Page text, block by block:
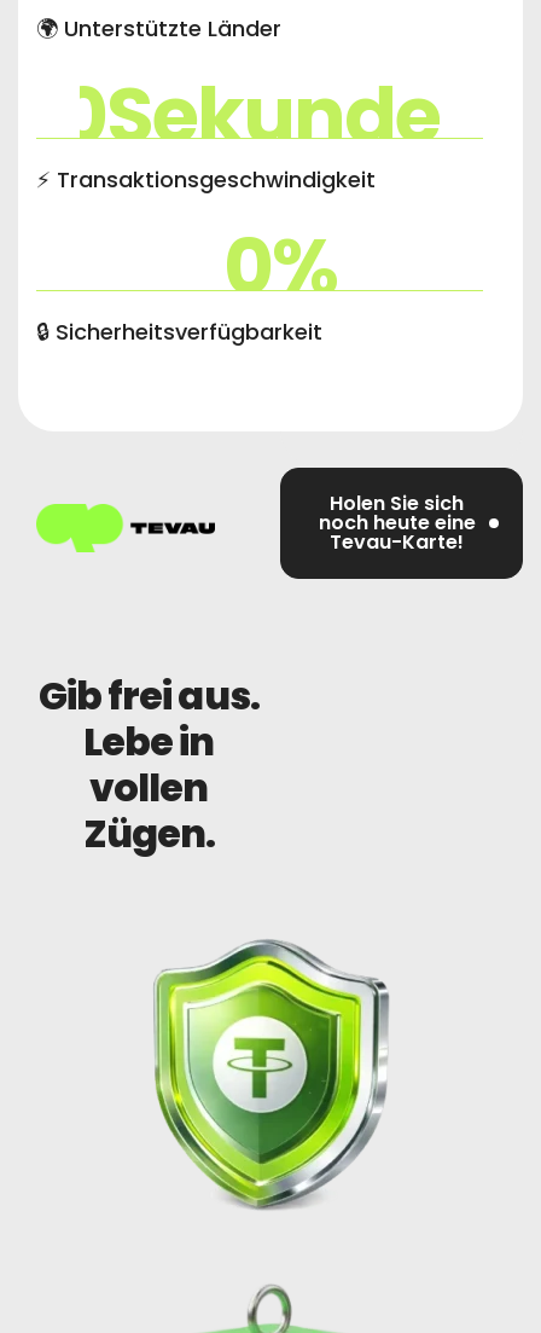
🌍 Unterstützte Länder
0Sekunde
⚡ Transaktionsgeschwindigkeit
0%
🔒 Sicherheitsverfügbarkeit
Gib frei aus.
Lebe in
vollen
Zügen.
Holen Sie sich
noch heute eine
Tevau-Karte!